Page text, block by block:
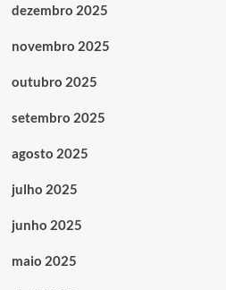
dezembro 2025
novembro 2025
outubro 2025
setembro 2025
agosto 2025
julho 2025
junho 2025
maio 2025